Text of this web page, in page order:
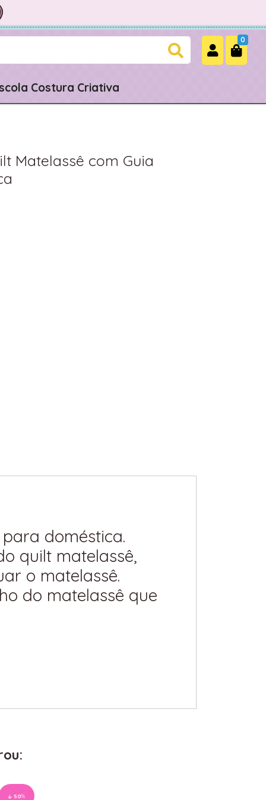
0
Costura Criativa
Matelassê com Guia
doméstica.
quilt matelassê,
o matelassê.
do matelassê que
50%